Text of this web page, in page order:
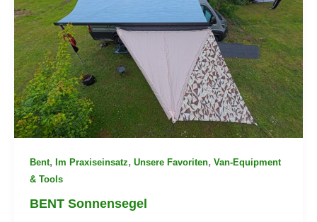
Bent, Im Praxiseinsatz, Unsere Favoriten, Van-Equipment
& Tools
BENT Sonnensegel